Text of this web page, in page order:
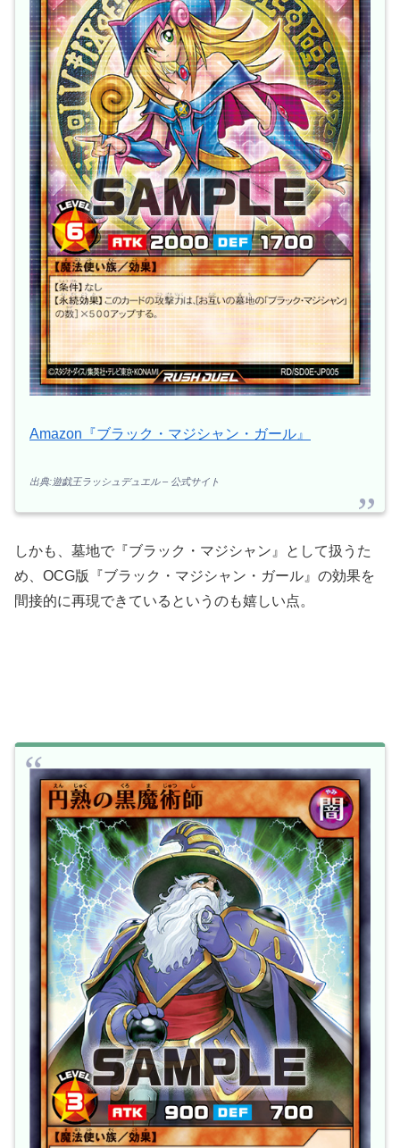
Amazon『ブラック・マジシャン・ガール』
出典:遊戯王ラッシュデュエル – 公式サイト
しかも、墓地で『ブラック・マジシャン』として扱うた
め、OCG版『ブラック・マジシャン・ガール』の効果を
間接的に再現できているというのも嬉しい点。